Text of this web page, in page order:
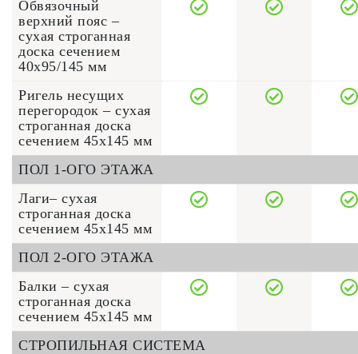
Обвязочный
верхний пояс –
сухая строганная
доска сечением
40x95/145 мм
Ригель несущих
перегородок – сухая
строганная доска
сечением 45x145 мм
ПОЛ 1-ОГО ЭТАЖА
Лаги– сухая
строганная доска
сечением 45x145 мм
ПОЛ 2-ОГО ЭТАЖА
Балки – сухая
строганная доска
сечением 45x145 мм
СТРОПИЛЬНАЯ СИСТЕМА